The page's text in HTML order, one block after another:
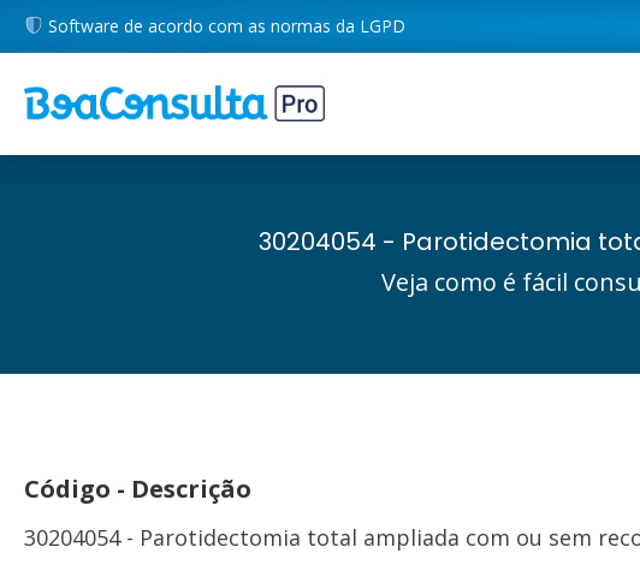
Software de acordo com as normas da LGPD
30204054 - Parotidectomia
Veja como é fácil
Código - Descrição
30204054 - Parotidectomia total ampliada com ou sem